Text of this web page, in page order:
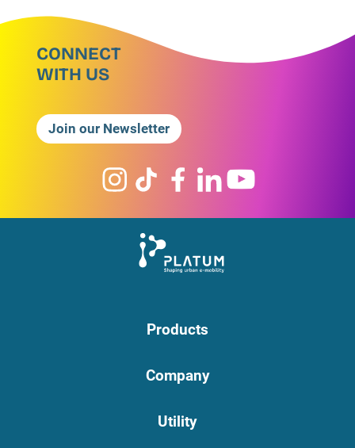
CONNECT
WITH US
Join our Newsletter
Products
Company
Utility